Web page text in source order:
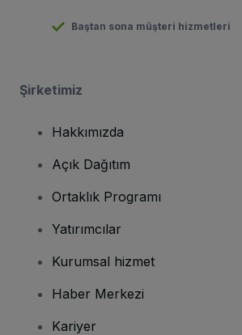
Baştan sona müşteri hizmetleri
Şirketimiz
Hakkımızda
Açık Dağıtım
Ortaklık Programı
Yatırımcılar
Kurumsal hizmet
Haber Merkezi
Kariyer